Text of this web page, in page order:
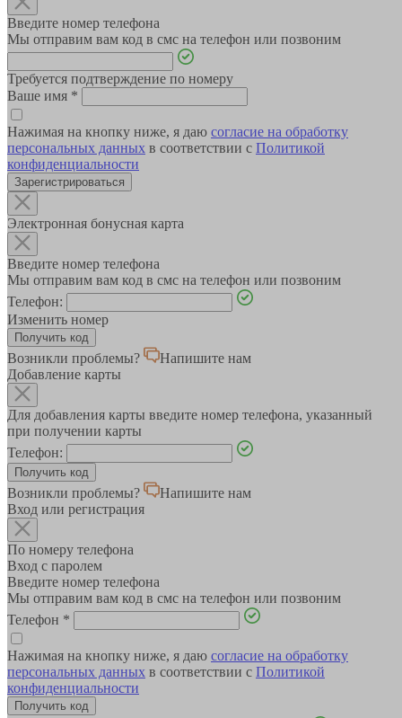
Введите номер телефона
Мы отправим вам код в смс на телефон или позвоним
Требуется подтверждение по номеру
Ваше имя *
Нажимая на кнопку ниже, я даю согласие на обработку
персональных данных в соответствии с Политикой
конфиденциальности
Зарегистрироваться
Электронная бонусная карта
Введите номер телефона
Мы отправим вам код в смс на телефон или позвоним
Телефон:
Изменить номер
Возникли проблемы?
Напишите нам
Добавление карты
Для добавления карты введите номер телефона, указанный
при получении карты
Телефон:
Возникли проблемы?
Напишите нам
Вход или регистрация
По номеру телефона
Вход с паролем
Введите номер телефона
Мы отправим вам код в смс на телефон или позвоним
Телефон *
Нажимая на кнопку ниже, я даю согласие на обработку
персональных данных в соответствии с Политикой
конфиденциальности